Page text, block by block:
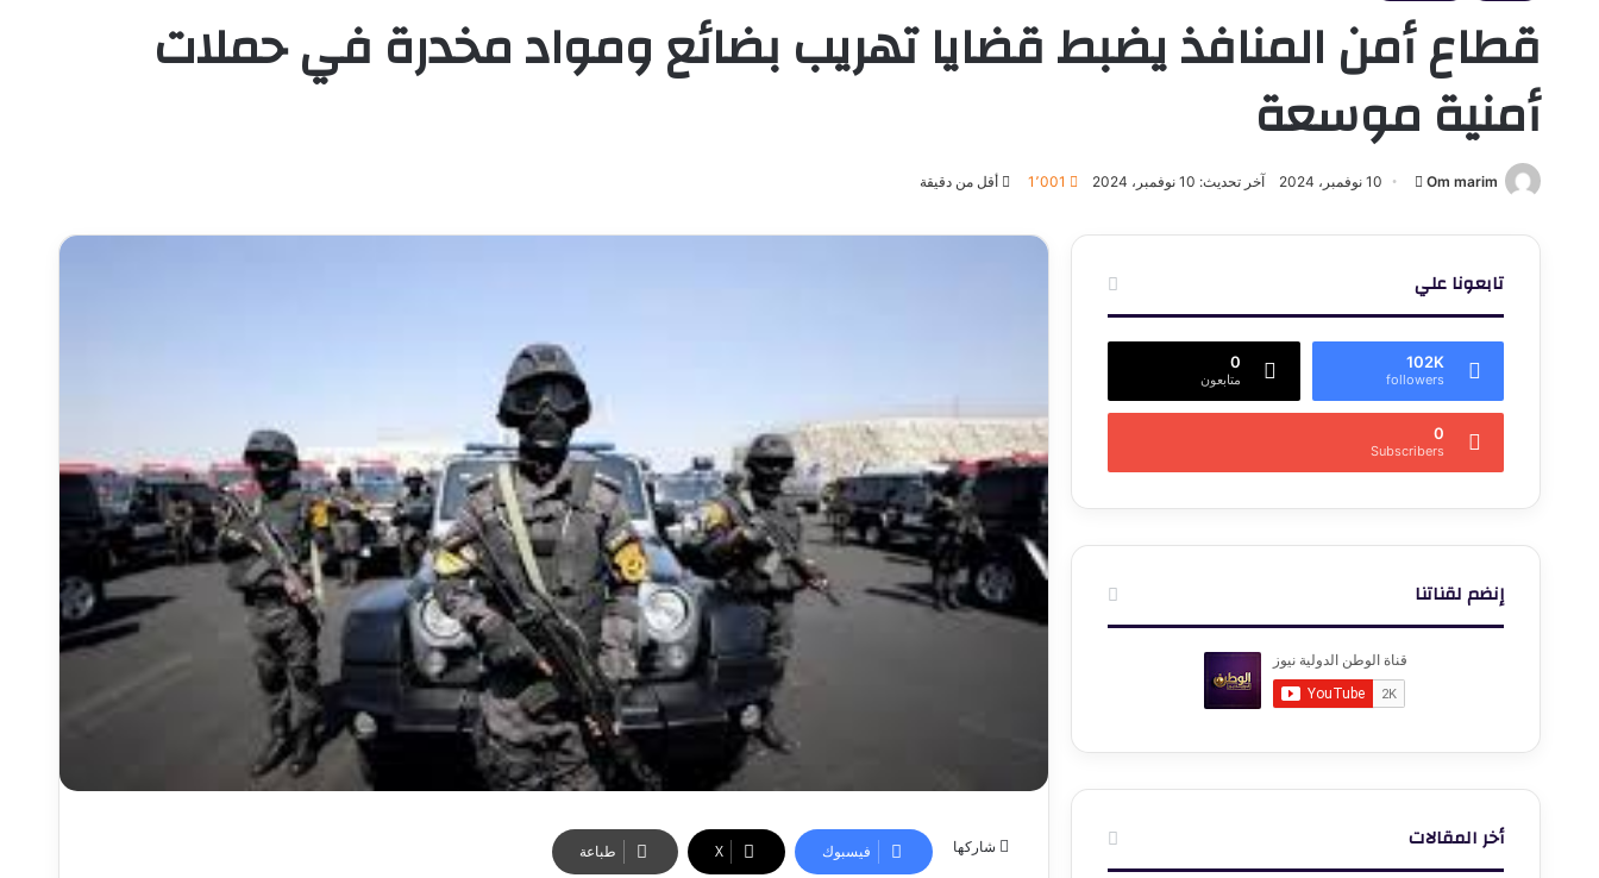
قطاع أمن المنافذ يضبط قضايا تهريب بضائع ومواد مخدرة في حملات
أمنية موسعة
Om marim أرسل
إلكترونيا
10 نوفمبر، 2024 آخر تحديث: 10 نوفمبر، 2024 1٬001 أقل من دقيقة
شاركها فيسبوك ‫X طباعة
تابعونا علي
102K
followers
0
متابعون
0
Subscribers
إنضم لقناتنا
أخر المقالات